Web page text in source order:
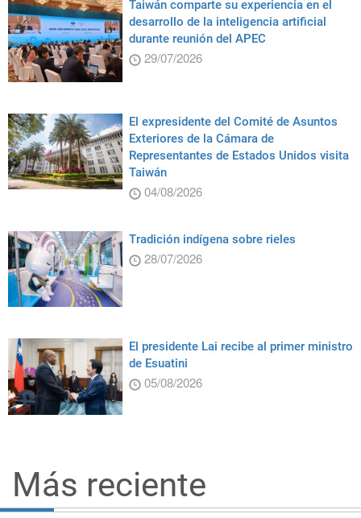
Taiwán comparte su experiencia en el
desarrollo de la inteligencia artificial
durante reunión del APEC
29/07/2026
El expresidente del Comité de Asuntos
Exteriores de la Cámara de
Representantes de Estados Unidos visita
Taiwán
04/08/2026
Tradición indígena sobre rieles
28/07/2026
El presidente Lai recibe al primer ministro
de Esuatini
05/08/2026
Más reciente